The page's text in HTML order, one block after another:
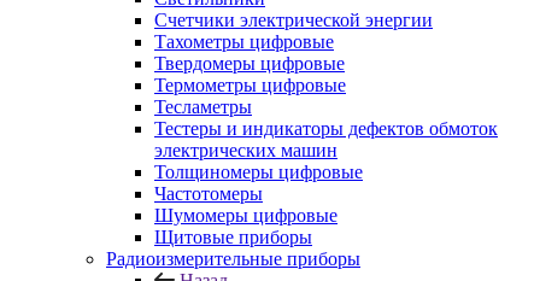
Счетчики электрической энергии
Тахометры цифровые
Твердомеры цифровые
Термометры цифровые
Тесламетры
Тестеры и индикаторы дефектов обмоток
электрических машин
Толщиномеры цифровые
Частотомеры
Шумомеры цифровые
Щитовые приборы
Радиоизмерительные приборы